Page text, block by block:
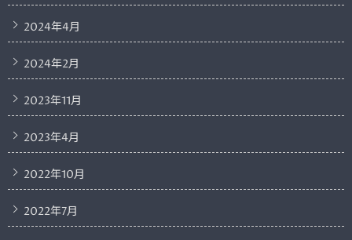
2024年4月
2024年2月
2023年11月
2023年4月
2022年10月
2022年7月